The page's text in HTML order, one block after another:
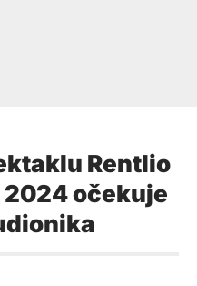
Rentlio
2024 očekuje